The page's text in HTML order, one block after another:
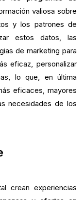
valiosa sobre
y los patrones de
estos datos, las
de marketing para
eficaz, personalizar
lo que, en última
eficaces, mayores
necesidades de los
crean experiencias